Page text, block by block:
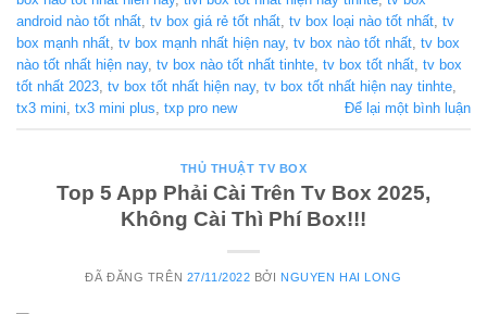
android nào tốt nhất, tv box giá rẻ tốt nhất, tv box loại nào tốt nhất, tv
box mạnh nhất, tv box mạnh nhất hiện nay, tv box nào tốt nhất, tv box
nào tốt nhất hiện nay, tv box nào tốt nhất tinhte, tv box tốt nhất, tv box
tốt nhất 2023, tv box tốt nhất hiện nay, tv box tốt nhất hiện nay tinhte,
tx3 mini, tx3 mini plus, txp pro new Để lại một bình luận
THỦ THUẬT TV BOX
Top 5 App Phải Cài Trên Tv Box 2025,
Không Cài Thì Phí Box!!!
ĐÃ ĐĂNG TRÊN 27/11/2022 BỞI NGUYEN HAI LONG